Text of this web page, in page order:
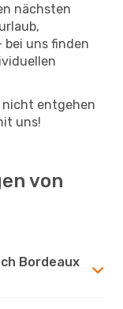
nächsten
bei uns finden
nicht entgehen
uns!
von
Bordeaux